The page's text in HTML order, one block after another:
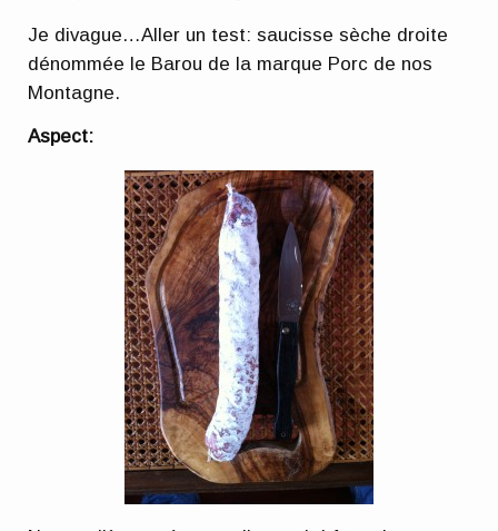
Je divague…Aller un test: saucisse sèche droite
dénommée le Barou de la marque Porc de nos
Montagne.
Aspect: